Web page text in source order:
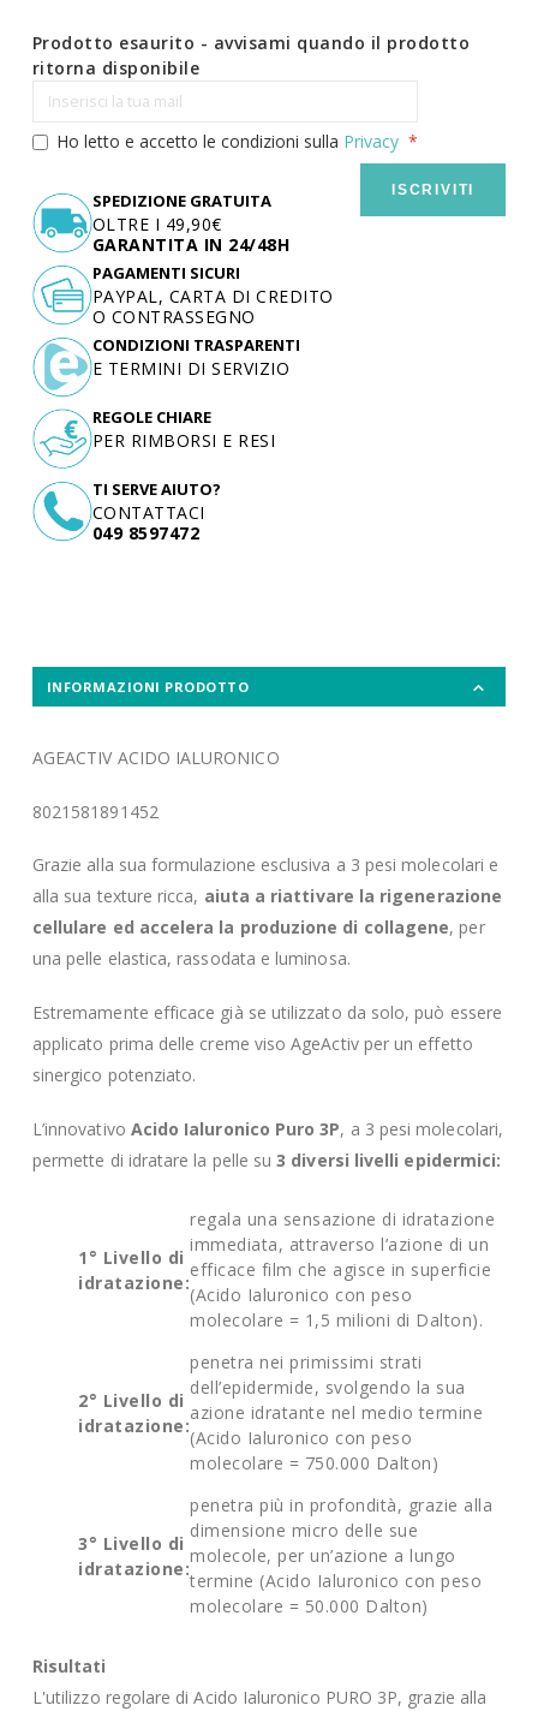
Prodotto esaurito - avvisami quando il prodotto
ritorna disponibile
Ho letto e accetto le condizioni sulla Privacy
ISCRIVITI
SPEDIZIONE GRATUITA
OLTRE I 49,90€
GARANTITA IN 24/48H
TI SERVE AIUTO?
CONTATTACI
049 8597472
PAGAMENTI SICURI
PAYPAL, CARTA DI CREDITO
O CONTRASSEGNO
CONDIZIONI TRASPARENTI
E TERMINI DI SERVIZIO
REGOLE CHIARE
PER RIMBORSI E RESI
INFORMAZIONI PRODOTTO
AGEACTIV ACIDO IALURONICO
8021581891452
Grazie alla sua formulazione esclusiva a 3 pesi molecolari e
alla sua texture ricca, aiuta a riattivare la rigenerazione
cellulare ed accelera la produzione di collagene, per
una pelle elastica, rassodata e luminosa.
Estremamente efficace già se utilizzato da solo, può essere
applicato prima delle creme viso AgeActiv per un effetto
sinergico potenziato.
L’innovativo Acido Ialuronico Puro 3P, a 3 pesi molecolari,
permette di idratare la pelle su3 diversi livelli epidermici:
1° Livello di
idratazione:
regala una sensazione di idratazione
immediata, attraverso l’azione di un
efficace film che agisce in superficie
(Acido Ialuronico con peso
molecolare = 1,5 milioni di Dalton).
2° Livello di
idratazione:
penetra nei primissimi strati
dell’epidermide, svolgendo la sua
azione idratante nel medio termine
(Acido Ialuronico con peso
molecolare = 750.000 Dalton)
3° Livello di
idratazione:
penetra più in profondità, grazie alla
dimensione micro delle sue
molecole, per un’azione a lungo
termine (Acido Ialuronico con peso
molecolare = 50.000 Dalton)
Risultati
L'utilizzo regolare di Acido Ialuronico PURO 3P, grazie alla